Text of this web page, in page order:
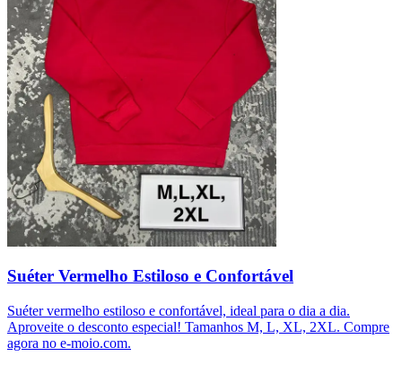
Suéter Vermelho Estiloso e Confortável
Suéter vermelho estiloso e confortável, ideal para o dia a dia.
Aproveite o desconto especial! Tamanhos M, L, XL, 2XL. Compre
agora no e-moio.com.